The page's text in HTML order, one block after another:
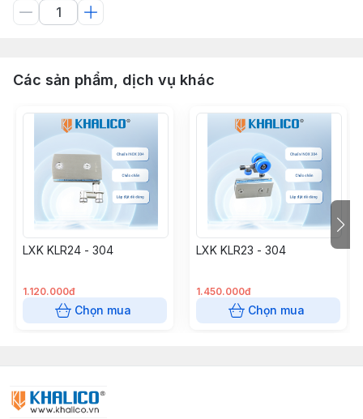
Các sản phẩm, dịch vụ khác
LXK KLR24 - 304
1.120.000đ
Chọn mua
LXK KLR23 - 304
1.450.000đ
Chọn mua